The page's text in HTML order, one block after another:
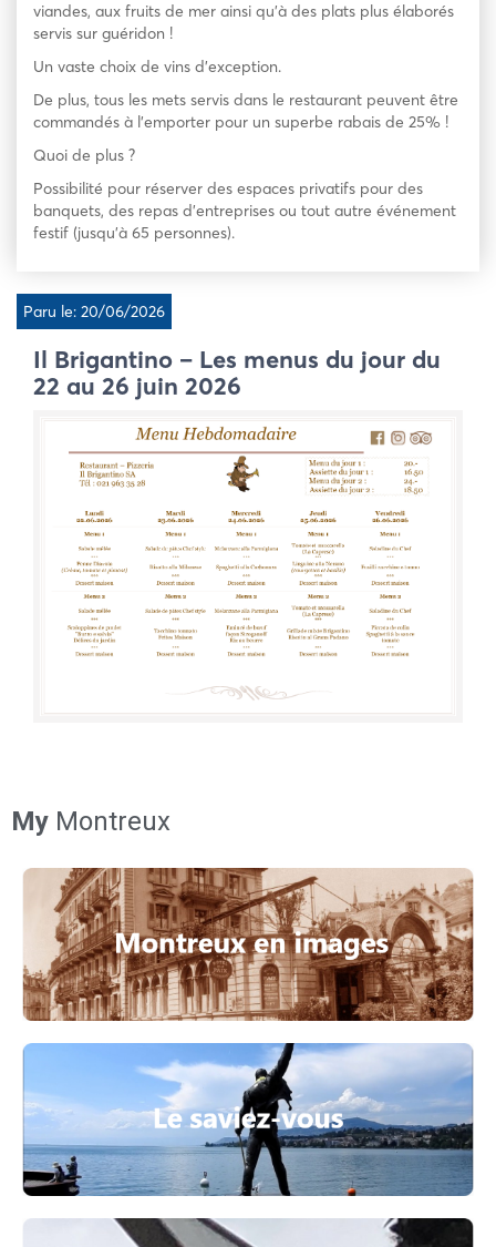
viandes, aux fruits de mer ainsi qu’à des plats plus élaborés
servis sur guéridon !
Un vaste choix de vins d’exception.
De plus, tous les mets servis dans le restaurant peuvent être
commandés à l’emporter pour un superbe rabais de 25% !
Quoi de plus ?
Possibilité pour réserver des espaces privatifs pour des
banquets, des repas d’entreprises ou tout autre événement
festif (jusqu’à 65 personnes).
Paru le: 20/06/2026
Il Brigantino – Les menus du jour du
22 au 26 juin 2026
My Montreux